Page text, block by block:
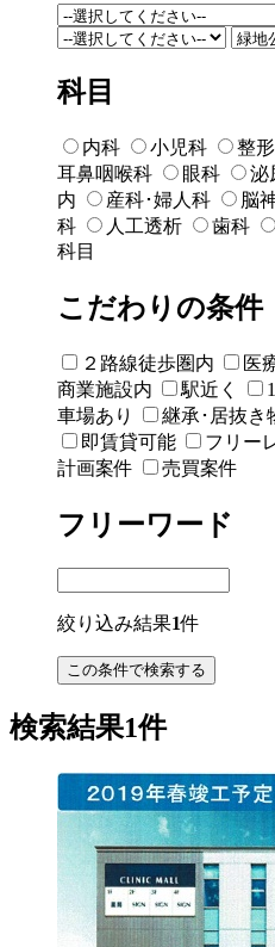
科目
内科 小児科 整
耳鼻咽喉科
眼科 泌
内
産科･婦人科 脳
科
人工透析 歯科
科目
こだわりの条件
２路線徒歩圏内 医
商業施設内
駅近く
車場あり
継承･居抜き
即賃貸可能
フリー
計画案件
売買案件
フリーワード
絞り込み結果1件
検索結果1件